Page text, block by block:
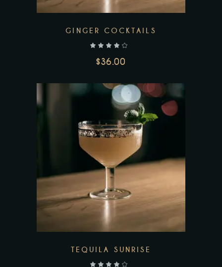
GINGER COCKTAILS
$36.00
Add to wishlist
TEQUILA SUNRISE